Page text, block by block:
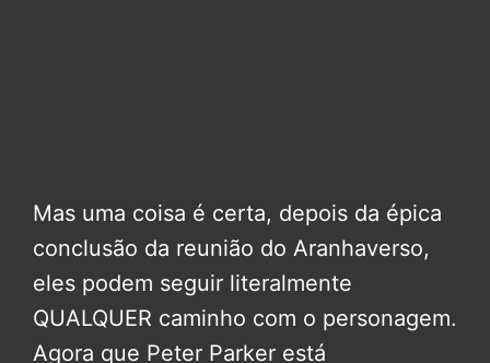
Mas uma coisa é certa, depois da épica
conclusão da reunião do Aranhaverso,
eles podem seguir literalmente
QUALQUER caminho com o personagem.
Agora que Peter Parker está